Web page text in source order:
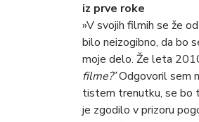
iz prve roke
»V svojih filmih se že
bilo neizogibno, da bo
moje delo. Že leta
filme?’Odgovoril sem
tistem trenutku, se bo
je zgodilo v prizoru